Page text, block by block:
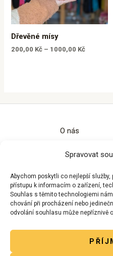
Spravovat
Abychom poskytli co nejlepší
přístupu k informacím o zařízení,
Souhlas s těmito technologiemi
chování při procházení nebo
odvolání souhlasu může nepříznivě
Dřevěné mísy
200,00 Kč – 1000,00 Kč
O nás
Obchodní
Zásady
Zásady